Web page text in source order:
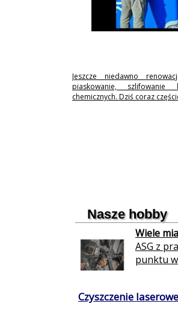
Jeszcze niedawno
piaskowanie,
chemicznych. Dziś coraz
Nasze hobby
Wiele
ASG z
punktu
Czyszczenie